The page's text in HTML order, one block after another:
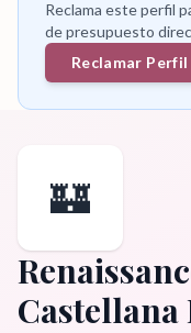
Reclama este perfil
de presupuesto
Reclamar Perfil
🏰
Castellana